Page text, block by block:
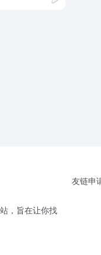
，旨在让你找
友链申